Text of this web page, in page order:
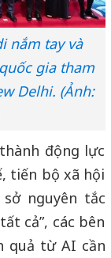
nắm tay và
gia tham
Delhi. (Ảnh:
động lực
tiến bộ xã hội
nguyên tắc
cả”, các bên
quả từ AI cần